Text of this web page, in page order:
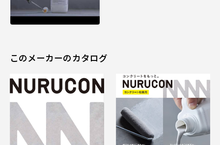
このメーカーのカタログ